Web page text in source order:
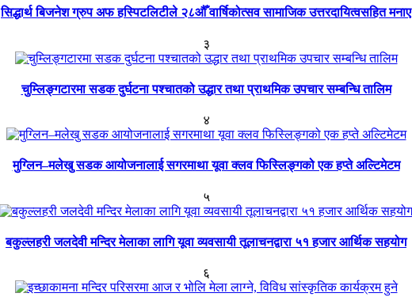
सिद्धार्थ बिजनेश ग्रुप अफ हस्पिटलिटीले २८औँ वार्षिकोत्सव सामाजिक उत्तरदायित्वसहित मनाए
३
चुम्लिङ्गटारमा सडक दुर्घटना पश्चातको उद्धार तथा प्राथमिक उपचार सम्बन्धि तालिम
४
मुग्लिन–मलेखु सडक आयोजनालाई सगरमाथा यूवा क्लव फिस्लिङ्गको एक हप्ते अल्टिमेटम
५
बकुल्लहरी जलदेवी मन्दिर मेलाका लागि यूवा व्यवसायी तूलाचनद्वारा ५१ हजार आर्थिक सहयोग
६